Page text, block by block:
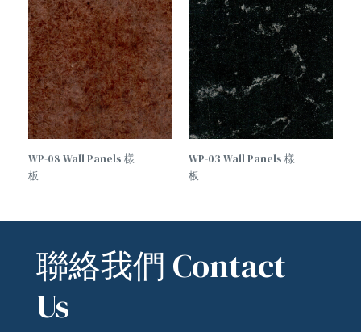
WP-08 Wall Panels 樣
板
WP-03 Wall Panels 樣
板
聯絡我們 Contact
Us